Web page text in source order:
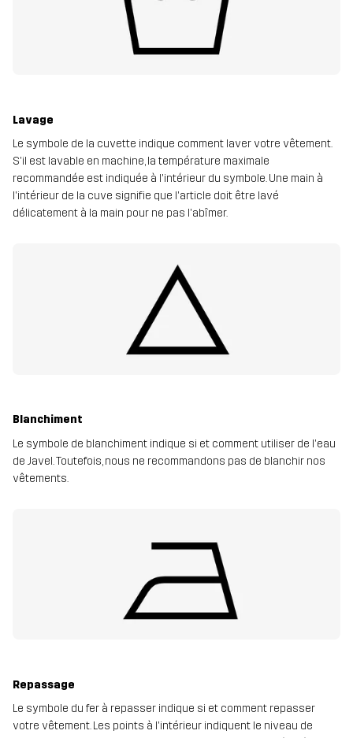
Lavage
Le symbole de la cuvette indique comment laver votre vêtement.
S'il est lavable en machine, la température maximale
recommandée est indiquée à l'intérieur du symbole. Une main à
l'intérieur de la cuve signifie que l'article doit être lavé
délicatement à la main pour ne pas l'abîmer.
Blanchiment
Le symbole de blanchiment indique si et comment utiliser de l'eau
de Javel. Toutefois, nous ne recommandons pas de blanchir nos
vêtements.
Repassage
Le symbole du fer à repasser indique si et comment repasser
votre vêtement. Les points à l'intérieur indiquent le niveau de